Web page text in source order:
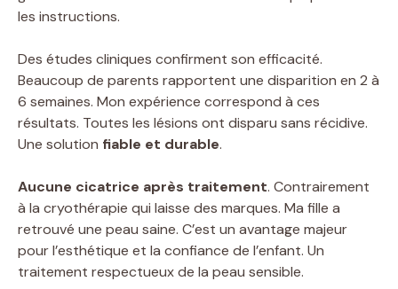
les instructions.
Des études cliniques confirment son efficacité.
Beaucoup de parents rapportent une disparition en 2 à
6 semaines. Mon expérience correspond à ces
résultats. Toutes les lésions ont disparu sans récidive.
Une solution fiable et durable.
Aucune cicatrice après traitement. Contrairement
à la cryothérapie qui laisse des marques. Ma fille a
retrouvé une peau saine. C’est un avantage majeur
pour l’esthétique et la confiance de l’enfant. Un
traitement respectueux de la peau sensible.